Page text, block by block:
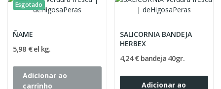
Esgotado
ÑAME
5,98 € el kg.
Adicionar ao
carrinho
SALICORNIA BANDEJA
HERBEX
4,24 € bandeja 40gr.
Adicionar ao